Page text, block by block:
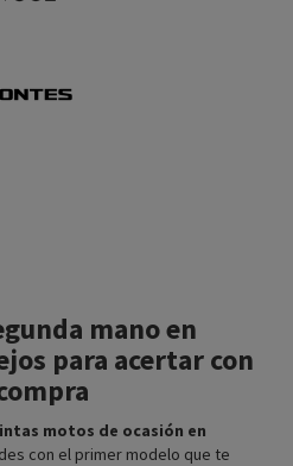
mano en
para acertar con
motos de ocasión en
con el primer modelo que te